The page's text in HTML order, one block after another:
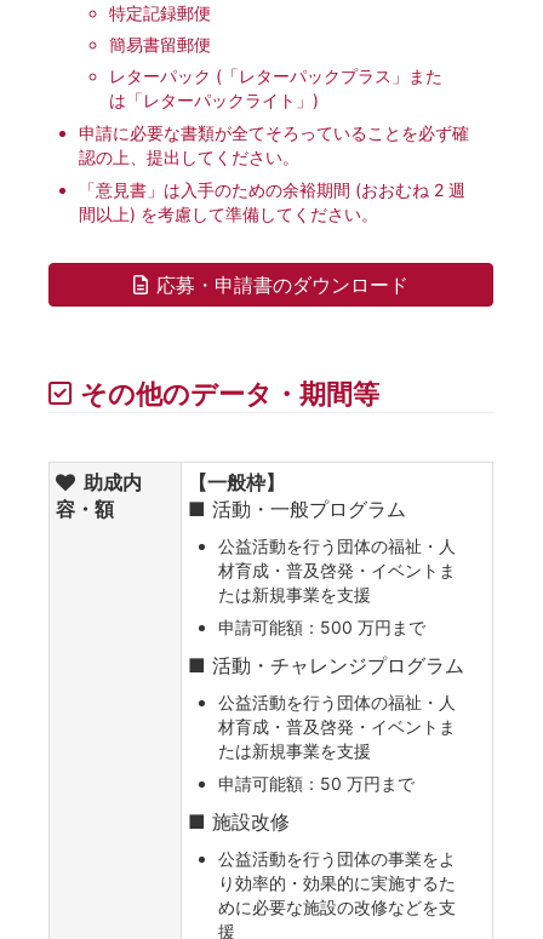
特定記録郵便
簡易書留郵便
レターパック (「レターパックプラス」また
は「レターパックライト」)
申請に必要な書類が全てそろっていることを必ず確
認の上、提出してください。
「意見書」は入手のための余裕期間 (おおむね 2 週
間以上) を考慮して準備してください。
応募・申請書のダウンロード
その他のデータ・期間等
助成内
容・額
【一般枠】
■ 活動・一般プログラム
公益活動を行う団体の福祉・人
材育成・普及啓発・イベントま
たは新規事業を支援
申請可能額：500 万円まで
■ 活動・チャレンジプログラム
公益活動を行う団体の福祉・人
材育成・普及啓発・イベントま
たは新規事業を支援
申請可能額：50 万円まで
■ 施設改修
公益活動を行う団体の事業をよ
り効率的・効果的に実施するた
めに必要な施設の改修などを支
援